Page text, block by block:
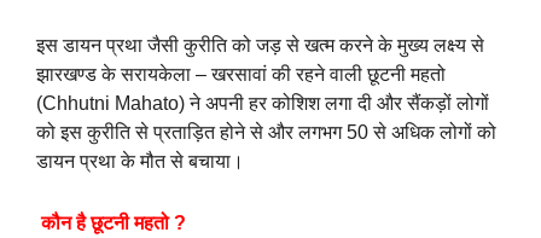
इस डायन प्रथा जैसी कुरीति को जड़ से खत्म करने के मुख्य लक्ष्य से
झारखण्ड के सरायकेला – खरसावां की रहने वाली छूटनी महतो
(Chhutni Mahato) ने अपनी हर कोशिश लगा दी और सैंकड़ों लोगों
को इस कुरीति से प्रताड़ित होने से और लगभग 50 से अधिक लोगों को
डायन प्रथा के मौत से बचाया।
कौन है छूटनी महतो ?